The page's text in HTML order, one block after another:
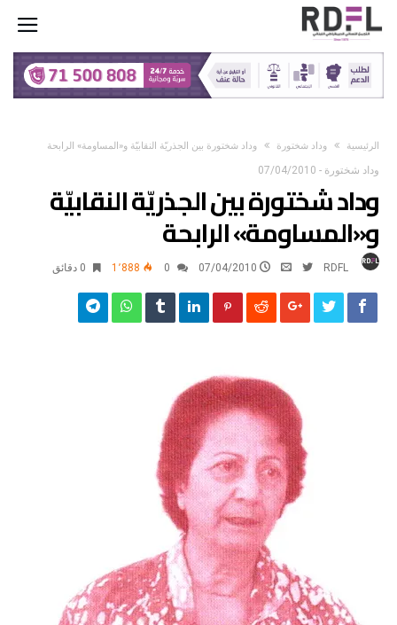
‫الرئيسية‬ وداد شختورة وداد شختورة بين الجذريّة النقابيّة و«المساومة» الرابحة
وداد شختورة -
07/04/2010
وداد شختورة بين الجذريّة النقابيّة
و«المساومة» الرابحة
RDFL
07/04/2010 1٬888 0 ‫دقائق‬